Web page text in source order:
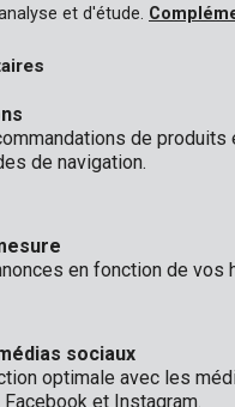
nv
9
et d'étude.
de
de navigation.
en fonction de vos
sociaux
optimale avec les
Facebook et Instagram.